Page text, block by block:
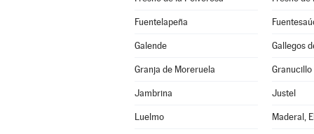
Fuentelapeña
Galende Gallegos
Granja de Moreruela Granucillo
Jambrina Justel
Luelmo Maderal, El